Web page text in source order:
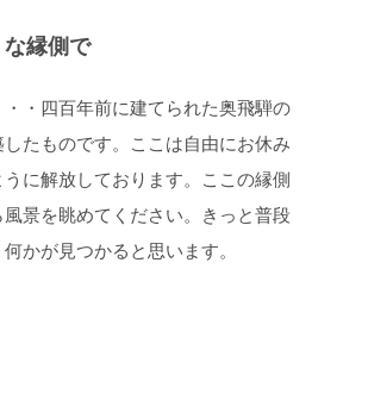
な縁側で
・四百年前に建てられた奥飛騨の
たものです。ここは自由にお休み
に解放しております。ここの縁側
風景を眺めてください。きっと普段
かが見つかると思います。